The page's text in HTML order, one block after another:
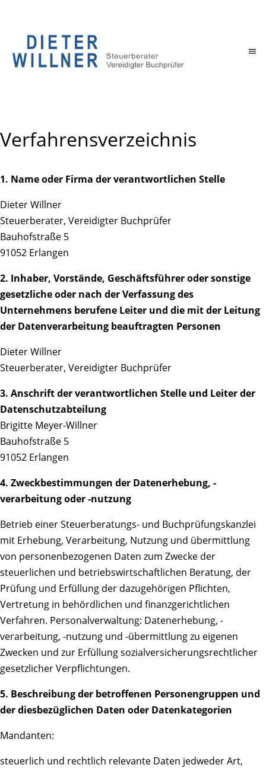
Verfahrensverzeichnis
1. Name oder Firma der verantwortlichen Stelle
Dieter Willner
Steuerberater, Vereidigter Buchprüfer
Bauhofstraße 5
91052 Erlangen
2. Inhaber, Vorstände, Geschäftsführer oder sonstige
gesetzliche oder nach der Verfassung des
Unternehmens berufene Leiter und die mit der Leitung
der Datenverarbeitung beauftragten Personen
Dieter Willner
Steuerberater, Vereidigter Buchprüfer
3. Anschrift der verantwortlichen Stelle und Leiter der
Datenschutzabteilung
Brigitte Meyer-Willner
Bauhofstraße 5
91052 Erlangen
4. Zweckbestimmungen der Datenerhebung, -
verarbeitung oder -nutzung
Betrieb einer Steuerberatungs- und Buchprüfungskanzlei
mit Erhebung, Verarbeitung, Nutzung und übermittlung
von personenbezogenen Daten zum Zwecke der
steuerlichen und betriebswirtschaftlichen Beratung, der
Prüfung und Erfüllung der dazugehörigen Pflichten,
Vertretung in behördlichen und finanzgerichtlichen
Verfahren. Personalverwaltung: Datenerhebung, -
verarbeitung, -nutzung und -übermittlung zu eigenen
Zwecken und zur Erfüllung sozialversicherungsrechtlicher
gesetzlicher Verpflichtungen.
5. Beschreibung der betroffenen Personengruppen und
der diesbezüglichen Daten oder Datenkategorien
Mandanten:
steuerlich und rechtlich relevante Daten jedweder Art,